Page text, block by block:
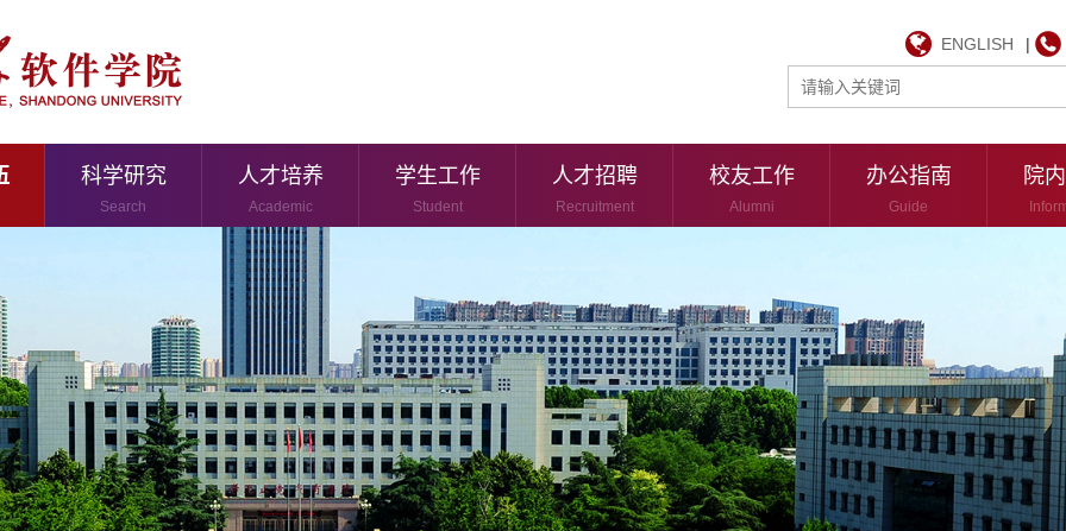
ENGLISH |
科学研究
Search
人才培养
Academic
学生工作
Student
人才招聘
Recruitment
校友工作
Alumni
办公指南
Guide
院